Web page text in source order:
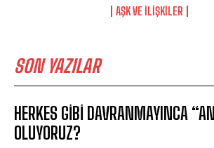
AŞK VE İLIŞKILER
SON YAZILAR
HERKES GİBİ DAVRANMAYINCA
OLUYORUZ?